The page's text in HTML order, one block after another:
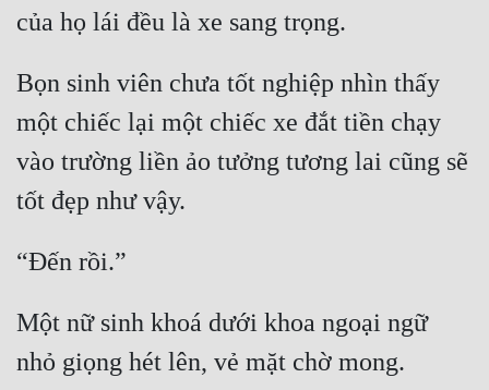
của họ lái đều là xe sang trọng.
Bọn sinh viên chưa tốt nghiệp nhìn thấy
một chiếc lại một chiếc xe đắt tiền chạy
vào trường liền ảo tưởng tương lai cũng sẽ
tốt đẹp như vậy.
“Đến rồi.”
Một nữ sinh khoá dưới khoa ngoại ngữ
nhỏ giọng hét lên, vẻ mặt chờ mong.